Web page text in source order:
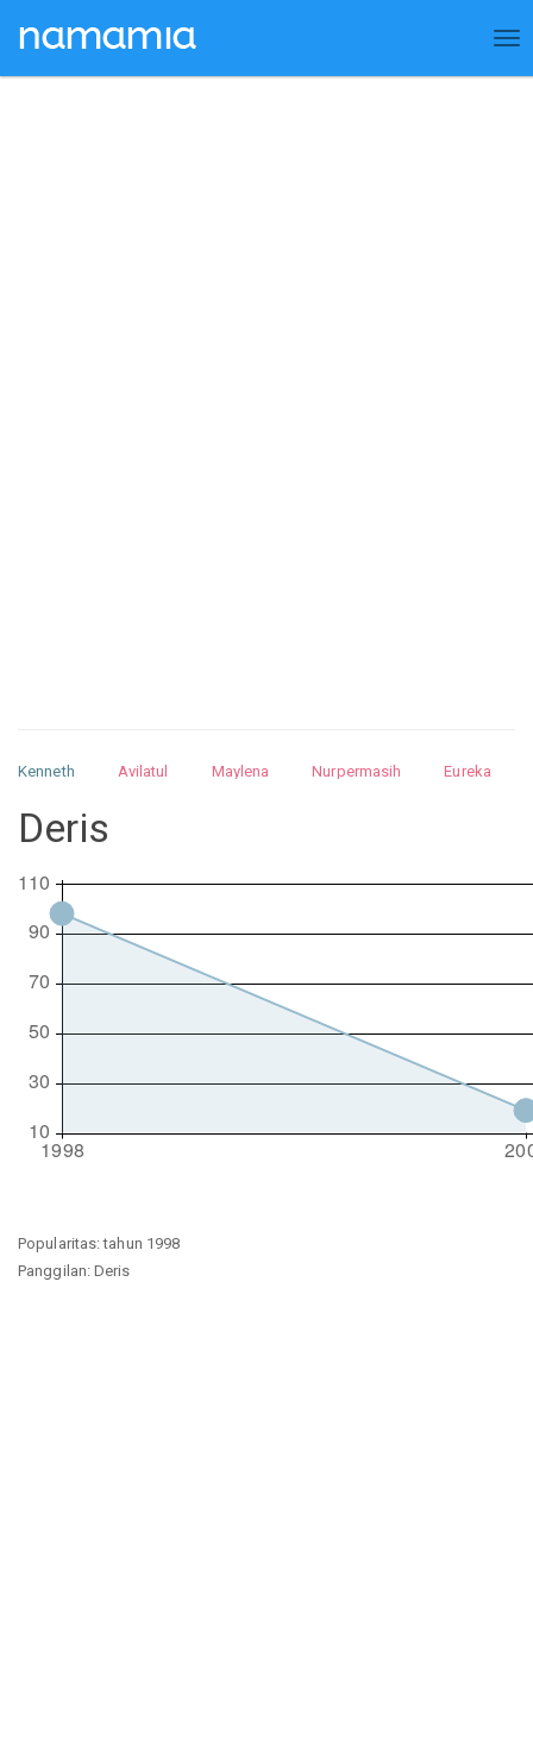
Kenneth Avilatul Maylena Nurpermasih
Eureka
Nurhilman
Deris
Popularitas: tahun 1998
Panggilan: Deris